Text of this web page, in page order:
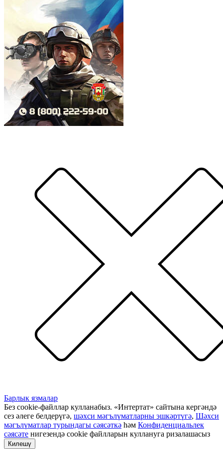
Барлык язмалар
Без cookie-файллар кулланабыз. «Интертат» сайтына кергәндә
сез әлеге белдерүгә, шәхси мәгълүматларны эшкәртүгә, Шәхси
мәгълүматлар турындагы сәясәткә һәм Конфиденциальлек
сәясәте нигезендә cookie файлларын куллануга ризалашасыз
Килешү